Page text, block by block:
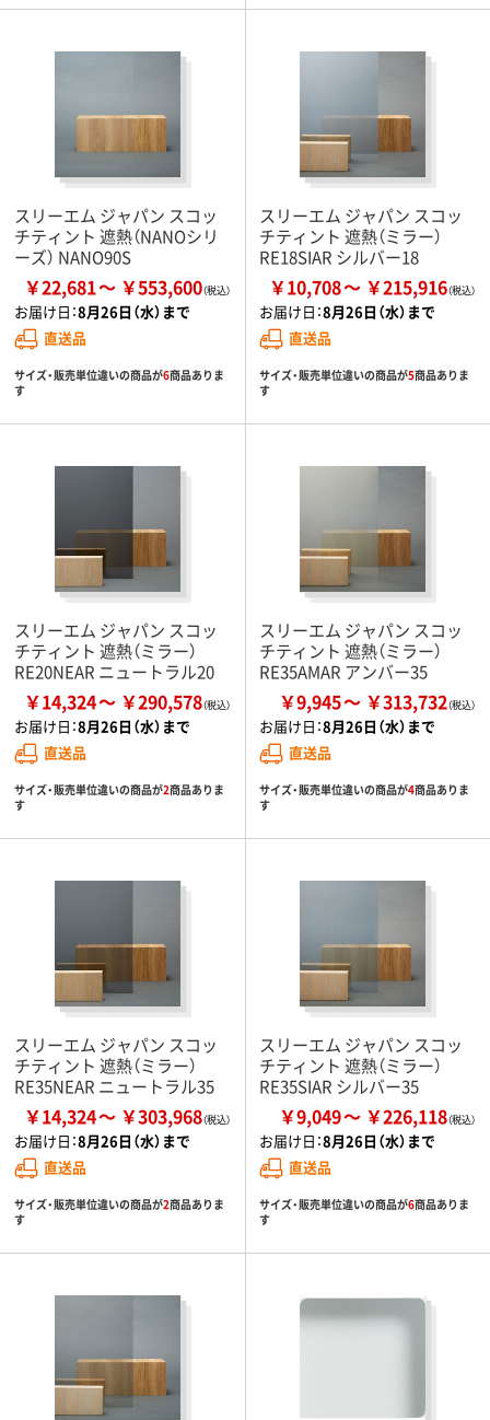
スリーエム ジャパン スコッ
チティント 遮熱（NANOシリ
ーズ） NANO90S
￥22,681 ￥553,600
お届け日：8月26日（水）まで
直送品
サイズ・販売単位違いの商品が6商品ありま
す
スリーエム ジャパン スコッ
チティント 遮熱（ミラー）
RE18SIAR シルバー18
￥10,708 ￥215,916
お届け日：8月26日（水）まで
直送品
サイズ・販売単位違いの商品が5商品ありま
す
スリーエム ジャパン スコッ
チティント 遮熱（ミラー）
RE20NEAR ニュートラル20
￥14,324 ￥290,578
お届け日：8月26日（水）まで
直送品
サイズ・販売単位違いの商品が2商品ありま
す
スリーエム ジャパン スコッ
チティント 遮熱（ミラー）
RE35AMAR アンバー35
￥9,945 ￥313,732
お届け日：8月26日（水）まで
直送品
サイズ・販売単位違いの商品が4商品ありま
す
スリーエム ジャパン スコッ
チティント 遮熱（ミラー）
RE35NEAR ニュートラル35
￥14,324 ￥303,968
お届け日：8月26日（水）まで
直送品
サイズ・販売単位違いの商品が2商品ありま
す
スリーエム ジャパン スコッ
チティント 遮熱（ミラー）
RE35SIAR シルバー35
￥9,049 ￥226,118
お届け日：8月26日（水）まで
直送品
サイズ・販売単位違いの商品が6商品ありま
す